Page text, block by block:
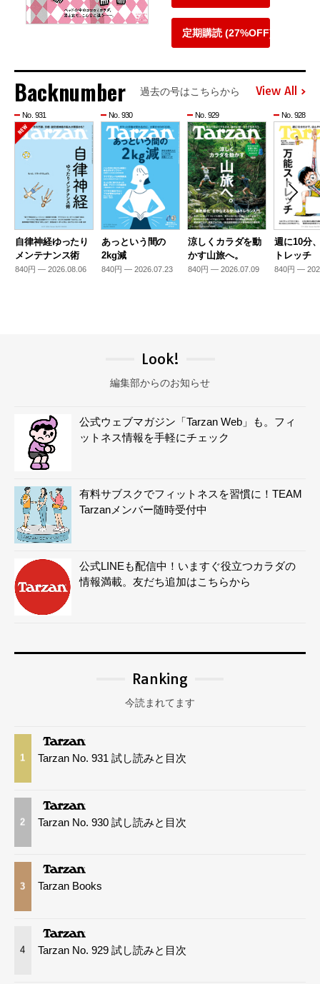
定期購読 (27%OFF)
Backnumber 過去の号はこちらから View All
No. 931
自律神経ゆったり
メンテナンス術
840円 — 2026.08.06
No. 930
あっという間の
2kg減
840円 — 2026.07.23
No. 929
涼しくカラダを動
かす山旅へ。
840円 — 2026.07.09
No. 928
週に10分
トレッチ
840円 —
Look!
編集部からのお知らせ
公式ウェブマガジン「Tarzan Web」も。フィ
ットネス情報を手軽にチェック
有料サブスクでフィットネスを習慣に！TEAM
Tarzanメンバー随時受付中
公式LINEも配信中！いますぐ役立つカラダの
情報満載。友だち追加はこちらから
Ranking
今読まれてます
1 Tarzan No. 931 試し読みと目次
2 Tarzan No. 930 試し読みと目次
3 Tarzan Books
4 Tarzan No. 929 試し読みと目次